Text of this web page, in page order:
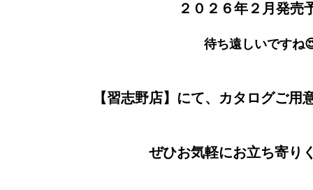
２０２６年２月発売
待ち遠しいですね
【習志野店】にて、カタログご用
ぜひお気軽にお立ち寄り